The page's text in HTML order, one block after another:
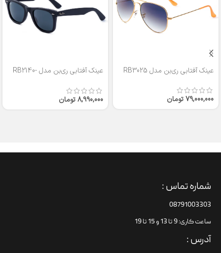
عینک آفتابی ری‌بن مدل RB3025
79,000,000تومان
عینک آفتابی ری‌بن مدل RB2140-
8,990,000تومان
شماره تماس :
08791003303
ساعت کاری: 9 تا 13 و 15 تا 19
آدرس :